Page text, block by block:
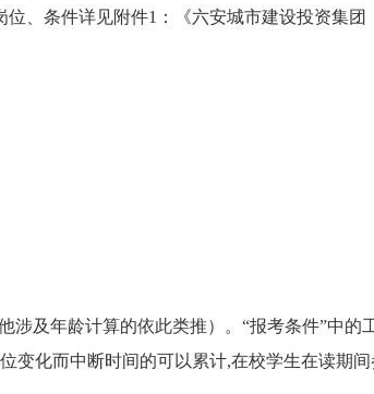
、条件详见附件1：《六安城市建设投资集团
及年龄计算的依此类推）。“报考条件”中的
变化而中断时间的可以累计,在校学生在读期间